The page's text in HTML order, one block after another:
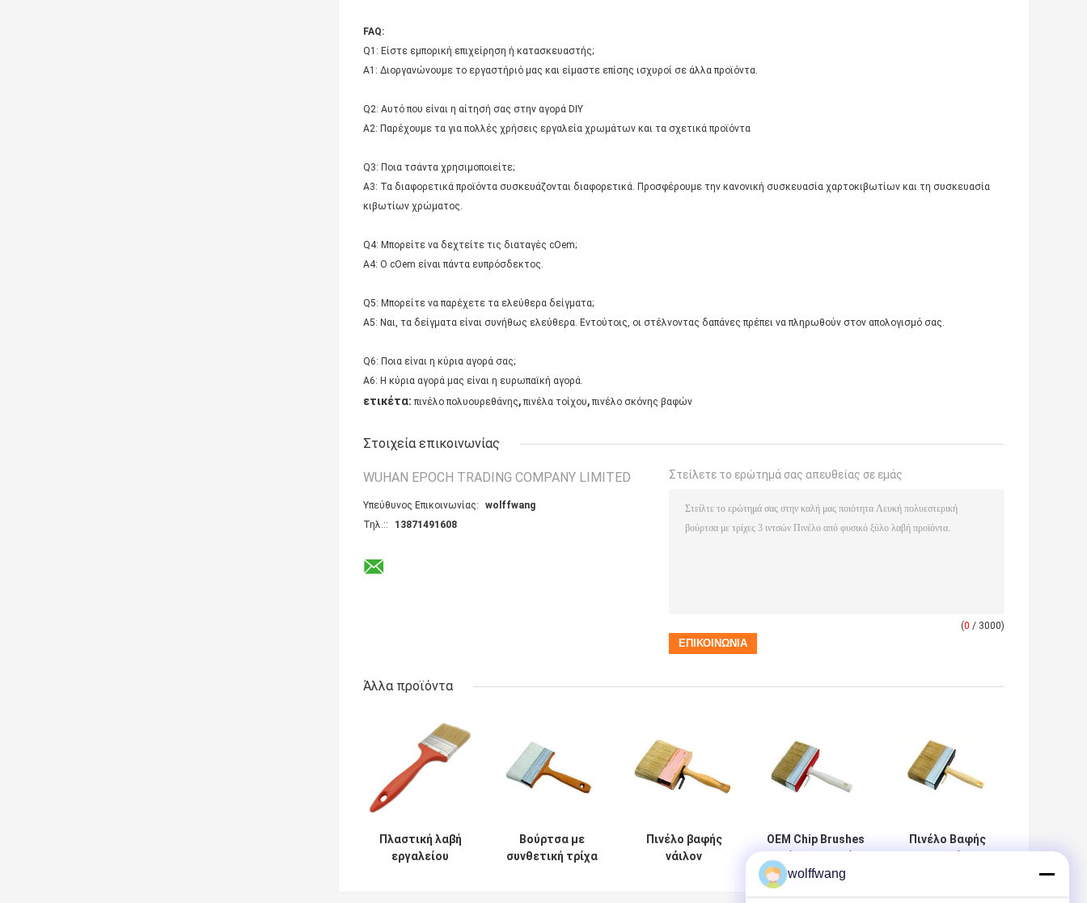
FAQ:
Q1: Είστε εμπορική επιχείρηση ή κατασκευαστής;
Α1: Διοργανώνουμε το εργαστήριό μας και είμαστε επίσης ισχυροί σε άλλα προϊόντα.
Q2: Αυτό που είναι η αίτησή σας στην αγορά DIY
A2: Παρέχουμε τα για πολλές χρήσεις εργαλεία χρωμάτων και τα σχετικά προϊόντα
Q3: Ποια τσάντα χρησιμοποιείτε;
A3: Τα διαφορετικά προϊόντα συσκευάζονται διαφορετικά. Προσφέρουμε την κανονική συσκευασία χαρτοκιβωτίων και τη συσκευασία
κιβωτίων χρώματος.
Q4: Μπορείτε να δεχτείτε τις διαταγές cOem;
A4: Ο cOem είναι πάντα ευπρόσδεκτος.
Q5: Μπορείτε να παρέχετε τα ελεύθερα δείγματα;
A5: Ναι, τα δείγματα είναι συνήθως ελεύθερα. Εντούτοις, οι στέλνοντας δαπάνες πρέπει να πληρωθούν στον απολογισμό σας.
Q6: Ποια είναι η κύρια αγορά σας;
A6: Η κύρια αγορά μας είναι η ευρωπαϊκή αγορά.
ετικέτα: πινέλο πολυουρεθάνης, πινέλα τοίχου, πινέλο σκόνης βαφών
Στοιχεία επικοινωνίας
WUHAN EPOCH TRADING COMPANY LIMITED
Υπεύθυνος Επικοινωνίας:
wolffwang
Τηλ.::
13871491608
Στείλετε το ερώτημά σας απευθείας σε εμάς
(0 / 3000)
Άλλα προϊόντα
Πλαστική λαβή
εργαλείου
Βούρτσα με
συνθετική τρίχα
Πινέλο βαφής
νάιλον
OEM Chip Brushes
με κοντές τρίχες
Πινέλο Βαφής
wolffwang